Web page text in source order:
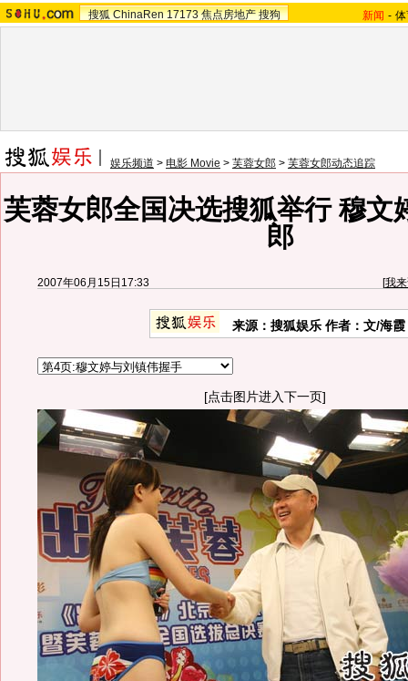
搜狐 ChinaRen 17173 焦点房地产 搜狗 新闻 -
娱乐频道 > 电影 Movie > 芙蓉女郎 > 芙蓉女郎动态追踪
芙蓉女郎全国决选搜狐举行 穆文
郎
2007年06月15日17:33 [我
来源：搜狐娱乐 作者：文/海
[点击图片进入下一页]